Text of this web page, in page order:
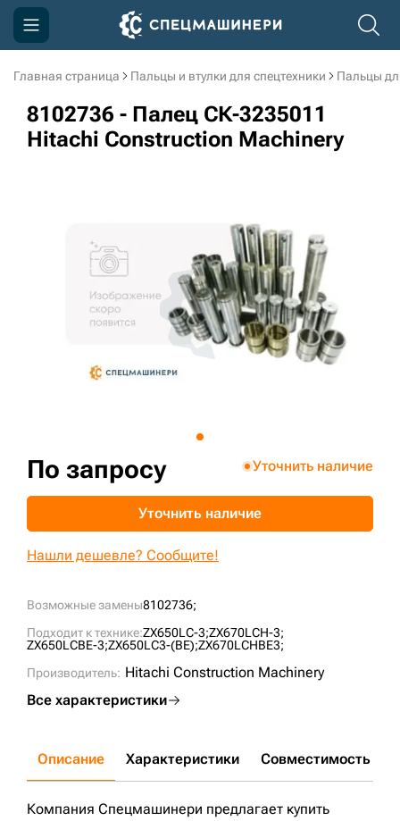
Главная страница Пальцы и втулки для спецтехники Пальцы
8102736 - Палец СК-3235011
Hitachi Construction Machinery
Возможные замены8102736;
Подходит к технике:ZX650LC-3;ZX670LCH-3;
ZX650LCBE-3;ZX650LC3-(BE);ZX670LCHBE3;
Производитель: Hitachi Construction Machinery
Все характеристики
По запросу Уточнить наличие
Уточнить наличие
Нашли дешевле? Сообщите!
Описание Характеристики Совместимость
Компания Спецмашинери предлагает купить
Компания
Акции
3D тур по производству
3D тур по складам
sksale@skdst.ru